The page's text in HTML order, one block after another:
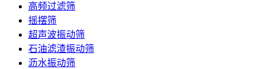
高频过滤筛
摇摆筛
超声波振动筛
石油滤渣振动筛
沥水振动筛